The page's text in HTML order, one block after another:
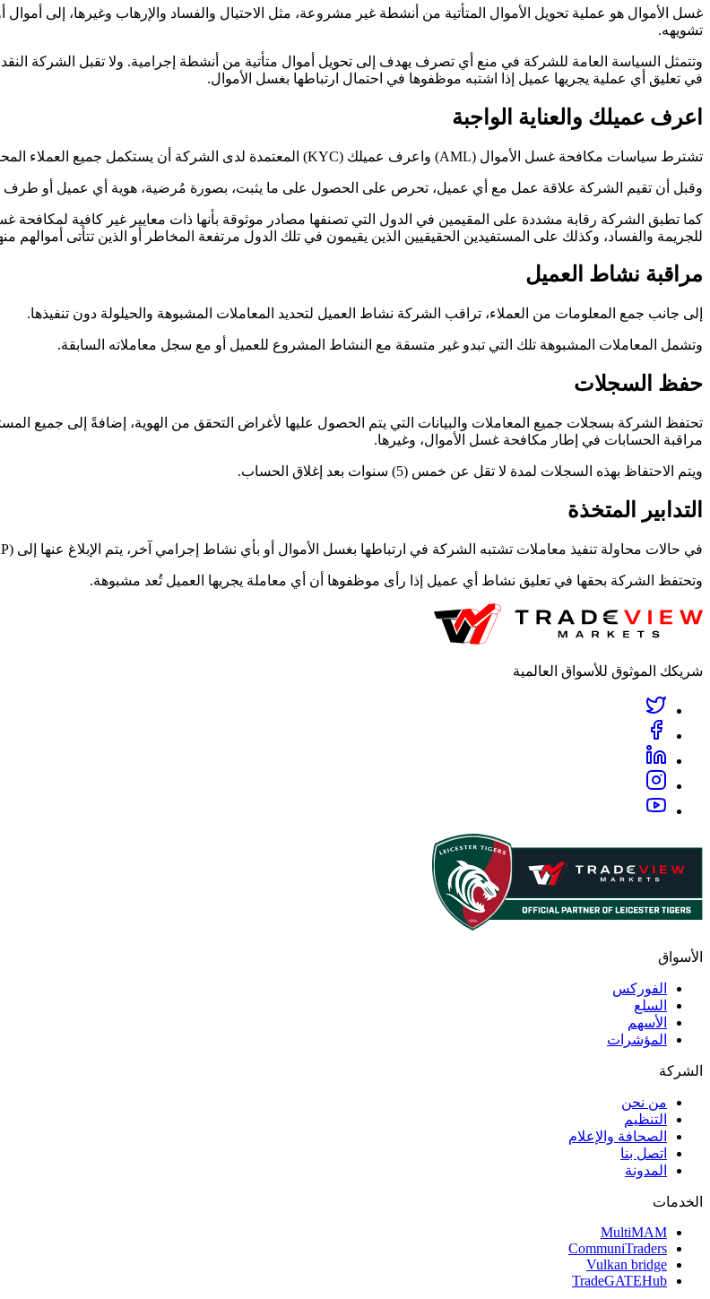
غسل الأموال هو عملية تحويل الأموال المتأتية من أنشطة غير مشروعة، مثل الاحتيال والفساد والإرهاب وغيرها، إلى
تشويهه.
وتتمثل السياسة العامة للشركة في منع أي تصرف يهدف إلى تحويل أموال متأتية من أنشطة إجرامية. ولا تقبل الشركة
في تعليق أي عملية يجريها عميل إذا اشتبه موظفوها في احتمال ارتباطها بغسل الأموال.
اعرف عميلك والعناية الواجبة
تشترط سياسات مكافحة غسل الأموال (AML) واعرف عميلك (KYC) المعتمدة لدى الشركة أن يستكمل جميع العملاء المحتملين إجراءات التحقق المعتمدة.
وقبل أن تقيم الشركة علاقة عمل مع أي عميل، تحرص على الحصول على ما يثبت، بصورة مُرضية، هوية أي عميل أو طرف
كما تطبق الشركة رقابة مشددة على المقيمين في الدول التي تصنفها مصادر موثوقة بأنها ذات معايير غير كافية لمكافحة
للجريمة والفساد، وكذلك على المستفيدين الحقيقيين الذين يقيمون في تلك الدول مرتفعة المخاطر أو الذين تتأتى أموالهم
مراقبة نشاط العميل
إلى جانب جمع المعلومات من العملاء، تراقب الشركة نشاط العميل لتحديد المعاملات المشبوهة والحيلولة دون تنفيذها.
وتشمل المعاملات المشبوهة تلك التي تبدو غير متسقة مع النشاط المشروع للعميل أو مع سجل معاملاته السابقة.
حفظ السجلات
تحتفظ الشركة بسجلات جميع المعاملات والبيانات التي يتم الحصول عليها لأغراض التحقق من الهوية، إضافةً إلى جميع
مراقبة الحسابات في إطار مكافحة غسل الأموال، وغيرها.
ويتم الاحتفاظ بهذه السجلات لمدة لا تقل عن خمس (5) سنوات بعد إغلاق الحساب.
التدابير المتخذة
في حالات محاولة تنفيذ معاملات تشتبه الشركة في ارتباطها بغسل الأموال أو بأي نشاط إجرامي آخر، يتم الإبلاغ عنها إلى Superintendence of Public Registries (SUNARP) وفقًا للقانون المعمول به.
وتحتفظ الشركة بحقها في تعليق نشاط أي عميل إذا رأى موظفوها أن أي معاملة يجريها العميل تُعد مشبوهة.
شريكك الموثوق للأسواق العالمية
الأسواق
الفوركس
السلع
الأسهم
المؤشرات
الشركة
من نحن
التنظيم
الصحافة والإعلام
اتصل بنا
المدونة
الخدمات
MultiMAM
CommuniTraders
Vulkan bridge
TradeGATEHub